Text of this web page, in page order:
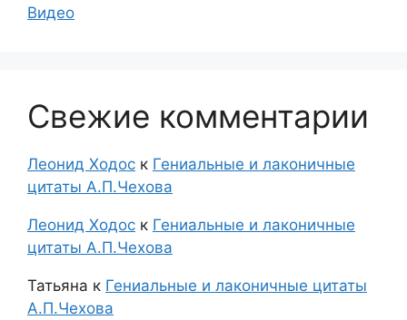
Видео
Свежие комментарии
Леонид Ходос к Гениальные и лаконичные
цитаты А.П.Чехова
Леонид Ходос к Гениальные и лаконичные
цитаты А.П.Чехова
Татьяна к Гениальные и лаконичные цитаты
А.П.Чехова